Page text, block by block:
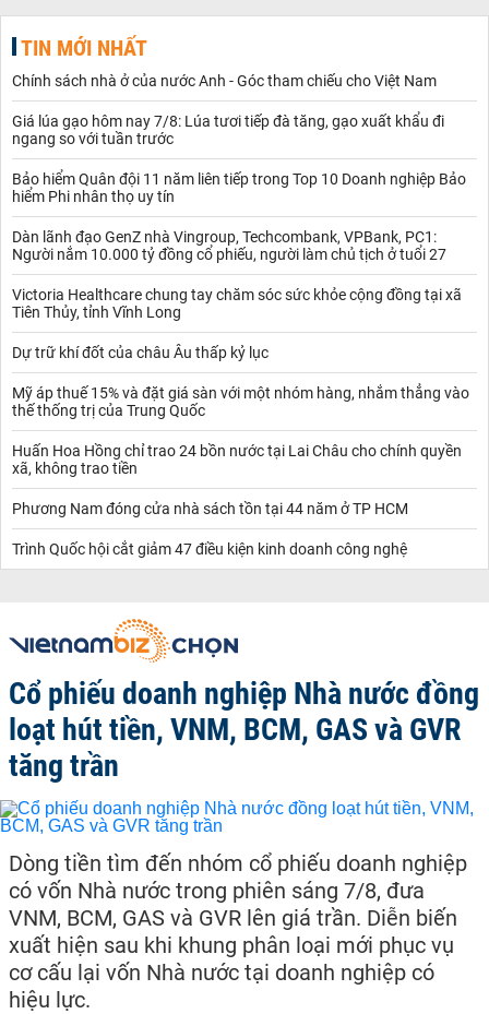
TIN MỚI NHẤT
Chính sách nhà ở của nước Anh - Góc tham chiếu cho Việt Nam
Giá lúa gạo hôm nay 7/8: Lúa tươi tiếp đà tăng, gạo xuất khẩu đi
ngang so với tuần trước
Bảo hiểm Quân đội 11 năm liên tiếp trong Top 10 Doanh nghiệp Bảo
hiểm Phi nhân thọ uy tín
Dàn lãnh đạo GenZ nhà Vingroup, Techcombank, VPBank, PC1:
Người nắm 10.000 tỷ đồng cổ phiếu, người làm chủ tịch ở tuổi 27
Victoria Healthcare chung tay chăm sóc sức khỏe cộng đồng tại xã
Tiên Thủy, tỉnh Vĩnh Long
Dự trữ khí đốt của châu Âu thấp kỷ lục
Mỹ áp thuế 15% và đặt giá sàn với một nhóm hàng, nhắm thẳng vào
thế thống trị của Trung Quốc
Huấn Hoa Hồng chỉ trao 24 bồn nước tại Lai Châu cho chính quyền
xã, không trao tiền
Phương Nam đóng cửa nhà sách tồn tại 44 năm ở TP HCM
Trình Quốc hội cắt giảm 47 điều kiện kinh doanh công nghệ
Cổ phiếu doanh nghiệp Nhà nước đồng
loạt hút tiền, VNM, BCM, GAS và GVR
tăng trần
Dòng tiền tìm đến nhóm cổ phiếu doanh nghiệp
có vốn Nhà nước trong phiên sáng 7/8, đưa
VNM, BCM, GAS và GVR lên giá trần. Diễn biến
xuất hiện sau khi khung phân loại mới phục vụ
cơ cấu lại vốn Nhà nước tại doanh nghiệp có
hiệu lực.